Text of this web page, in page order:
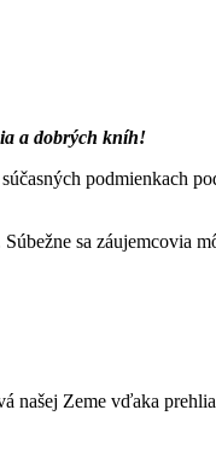
a dobrých kníh!
podmienkach
sa
našej Zeme vďaka